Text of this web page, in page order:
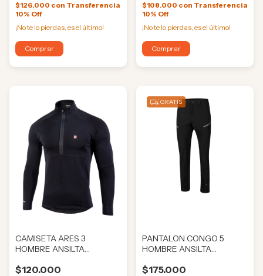
$126.000 con Transferencia
10% Off
¡No te lo pierdas, es el último!
Comprar
$108.000 con Transferencia
10% Off
¡No te lo pierdas, es el último!
Comprar
CAMISETA ARES 3
HOMBRE ANSILTA
$120.000
GRATIS
PANTALON CONGO 5
HOMBRE ANSILTA
$175.000